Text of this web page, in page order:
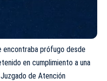
encontraba prófugo desde
en cumplimiento a una
de Atención